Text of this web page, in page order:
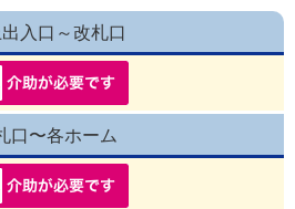
入口～改札口
口〜各ホーム